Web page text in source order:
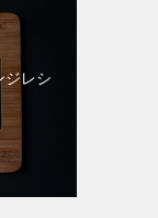
ジレシ